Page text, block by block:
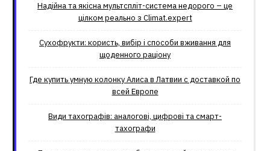
Надійна та якісна мультспліт-система недорого – це
цілком реально з Climat.еxpert
Сухофрукти: користь, вибір і способи вживання для
щоденного раціону
Где купить умную колонку Алиса в Латвии с доставкой по
всей Европе
Види тахографів: аналогові, цифрові та смарт-
тахографи